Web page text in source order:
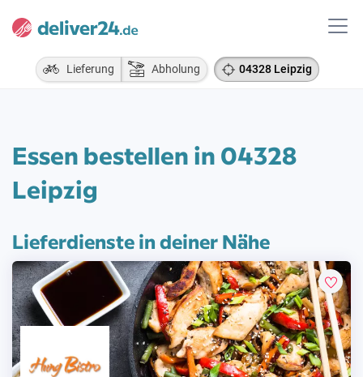
Lieferung Abholung 04328 Leipzig
Essen bestellen in 04328
Leipzig
Lieferdienste in deiner Nähe